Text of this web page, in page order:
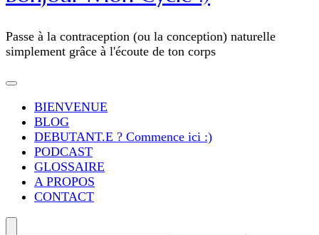
Passe à la contraception (ou la conception) naturelle
simplement grâce à l'écoute de ton corps
BIENVENUE
BLOG
DEBUTANT.E ? Commence ici :)
PODCAST
GLOSSAIRE
A PROPOS
CONTACT